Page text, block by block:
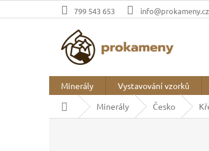
na
799 543 653 info@prokameny.cz
Minerály Vystavování vzorků
Domů
Minerály Česko